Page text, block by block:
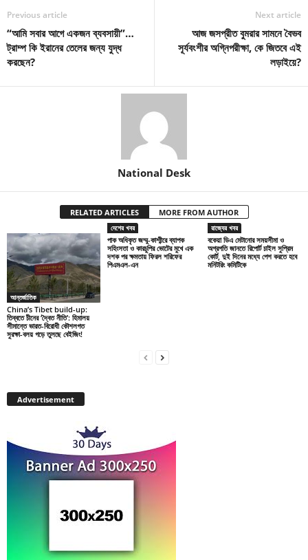
Previous article
“আমি সবার আগে একজন ব্যবসায়ী”…
ট্রাম্প কি ইরানের তেলের জন্য যুদ্ধ
করছেন?
Next article
আজ জসপ্রীত বুমরার সামনে বৈভব
সূর্যবংশীর অগ্নিপরীক্ষা, কে জিতবে এই
লড়াইয়ে?
National Desk
RELATED ARTICLES MORE FROM AUTHOR
আন্তর্জাতিক
China’s Tibet build-up:
তিব্বতে চীনের ‘দ্বৈত নীতি’: হিমালয়
সীমান্তে ভারত-বিরোধী কৌশলগত
সুরক্ষা-বলয় গড়ে তুলছে বেইজিং!
দেশের খবর
পাক অধিকৃত জম্মু-কাশ্মীরে ব্যাপক
সহিংসতা ও কারচুপির ভোটের মুখে এক
দশক পর ক্ষমতায় ফিরল শরিফের
পিএমএল-এন
রাজ্যের খবর
বকেয়া ডিএ মেটানোর সময়সীমা ও
অগ্রগতি জানতে রিপোর্ট চাইল সুপ্রিম
কোর্ট, দুই দিনের মধ্যে পেশ করতে হবে
মনিটরিং কমিটিকে
Advertisement